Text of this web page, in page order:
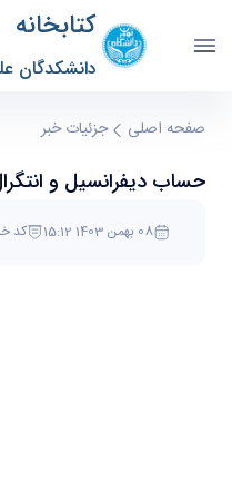
کتابخانه
دانشکدگان
حساب دیفرانسیل و
کتابخانه پردیس علوم sclib
صفحه اصلی جزئیات خبر
حساب دیفرانسیل و
08 بهمن 1403 15:12 کد خبر :